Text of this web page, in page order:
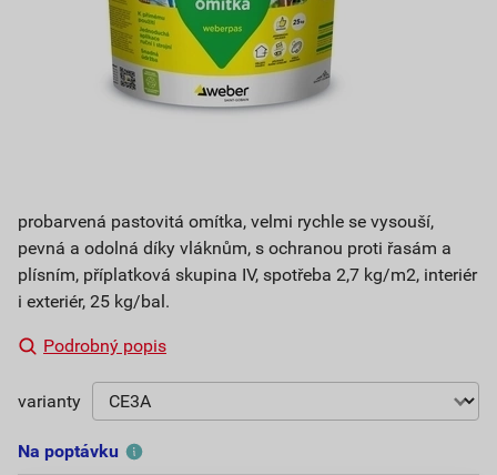
probarvená pastovitá omítka, velmi rychle se vysouší,
pevná a odolná díky vláknům, s ochranou proti řasám a
plísním, příplatková skupina IV, spotřeba 2,7 kg/m2, interiér
i exteriér, 25 kg/bal.
Podrobný popis
varianty
Na poptávku